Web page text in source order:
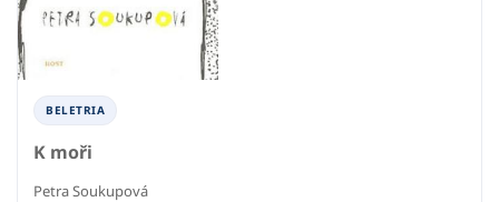
BELETRIA
K moři
Petra Soukupová